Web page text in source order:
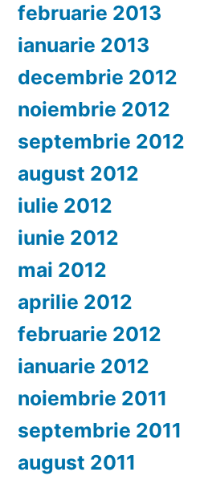
februarie 2013
ianuarie 2013
decembrie 2012
noiembrie 2012
septembrie 2012
august 2012
iulie 2012
iunie 2012
mai 2012
aprilie 2012
februarie 2012
ianuarie 2012
noiembrie 2011
septembrie 2011
august 2011